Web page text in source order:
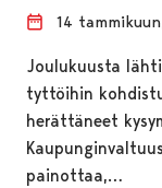
14
Joulukuusta
tyttöihin
herättäneet
painottaa,…